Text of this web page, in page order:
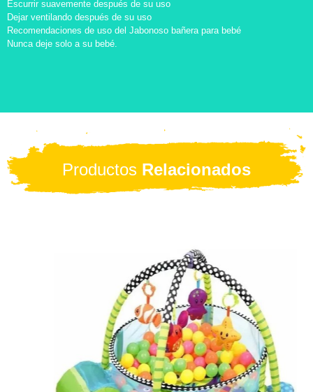
Escurrir suavemente después de su uso
Dejar ventilando después de su uso
Recomendaciones de uso del Jabonoso bañera para bebé
Nunca deje solo a su bebé.
Productos Relacionados